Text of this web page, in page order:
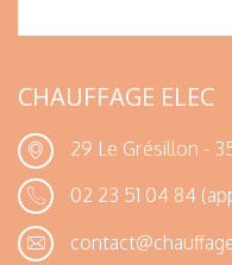
CHAUFFAGE ELEC
29 Le Grésillon -
02 23 51 04 84